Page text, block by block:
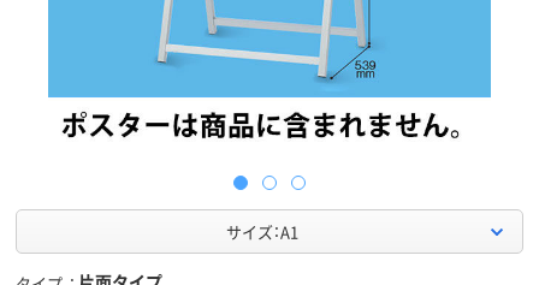
サイズ：A1